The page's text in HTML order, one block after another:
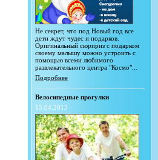
Не секрет, что под Новый год все
дети ждут чудес и подарков.
Оригинальный сюрприз с подарком
своему малышу можно устроить с
помощью всеми любимого
развлекательного центра "Космо"...
Подробнее
Велосипедные прогулки
15.04.2013